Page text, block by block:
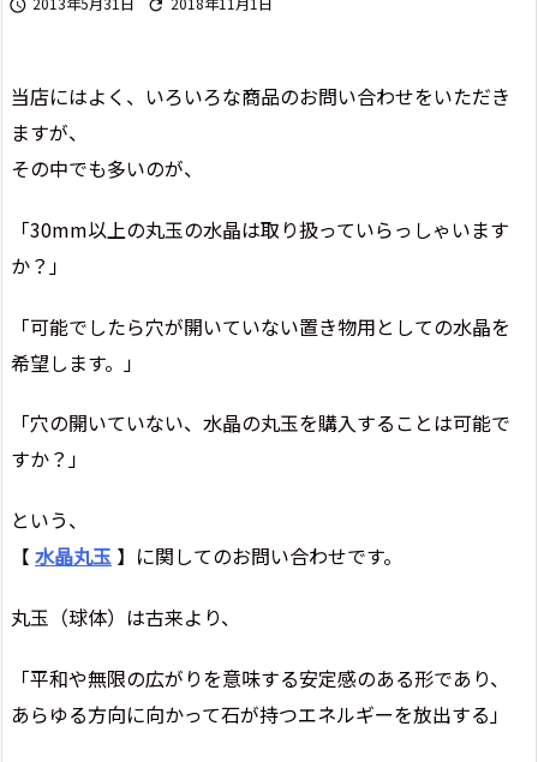
 
当店にはよく、いろいろな商品のお問い合わせをいただき
ますが、
その中でも多いのが、
「30mm以上の丸玉の水晶は取り扱っていらっしゃいます
か？」
「可能でしたら穴が開いていない置き物用としての水晶を
希望します。」
「穴の開いていない、水晶の丸玉を購入することは可能で
すか？」
という、
【 水晶丸玉 】に関してのお問い合わせです。
丸玉（球体）は古来より、
「平和や無限の広がりを意味する安定感のある形であり、
あらゆる方向に向かって石が持つエネルギーを放出する」